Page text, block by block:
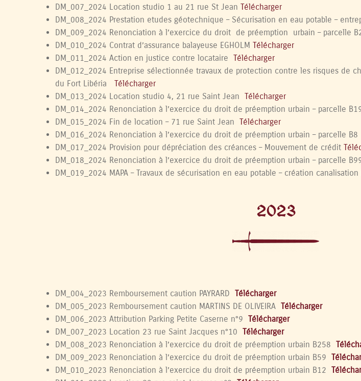
DM_007_2024 Location studio 1 au 21 rue St Jean Télécharger
DM_008_2024 Prestation etudes géotechnique – Sécurisation en eau potable –
DM_009_2024 Renonciation à l’exercice du droit de préemption urbain – parcelle
DM_010_2024 Contrat d’assurance balayeuse EGHOLM Télécharger
DM_011_2024 Action en justice contre locataire Télécharger
DM_012_2024 Entreprise sélectionnée travaux de protection contre les risques de
du Fort Libéria Télécharger
DM_013_2024 Location studio 4, 21 rue Saint Jean Télécharger
DM_014_2024 Renonciation à l’exercice du droit de préemption urbain – parcelle
DM_015_2024 Fin de location – 71 rue Saint Jean Télécharger
DM_016_2024 Renonciation à l’exercice du droit de préemption urbain – parcelle B8
DM_017_2024 Provision pour dépréciation des créances – Mouvement de crédit
DM_018_2024 Renonciation à l’exercice du droit de préemption urbain – parcelle
DM_019_2024 MAPA – Travaux de sécurisation en eau potable – création
2023
DM_004_2023 Remboursement caution PAYRARD Télécharger
DM_005_2023 Remboursement caution MARTINS DE OLIVEIRA Télécharger
DM_006_2023 Attribution Parking Petite Caserne n°9 Télécharger
DM_007_2023 Location 23 rue Saint Jacques n°10 Télécharger
DM_008_2023 Renonciation à l’exercice du droit de préemption urbain B258
DM_009_2023 Renonciation à l’exercice du droit de préemption urbain B59
DM_010_2023 Renonciation à l’exercice du droit de préemption urbain B12